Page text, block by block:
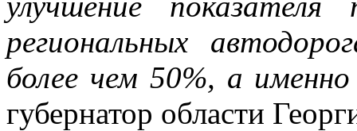
региональных
более чем 50%, а
губернатор области